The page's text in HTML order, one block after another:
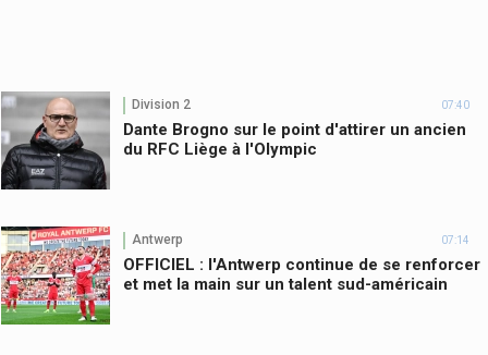
Division 2 07:40
Dante Brogno sur le point d'attirer un ancien
du RFC Liège à l'Olympic
Antwerp 07:14
OFFICIEL : l'Antwerp continue de se renforcer
et met la main sur un talent sud-américain